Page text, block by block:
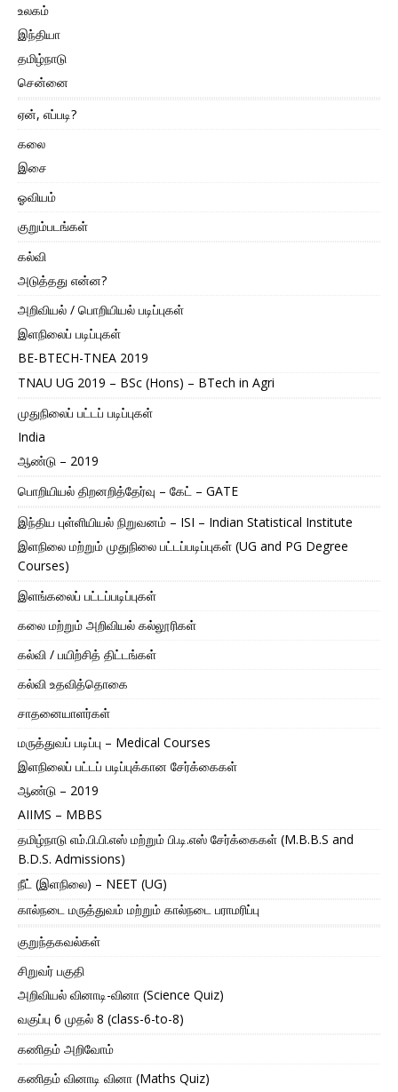
உலகம்
இந்தியா
தமிழ்நாடு
சென்னை
ஏன், எப்படி?
கலை
இசை
ஓவியம்
குறும்படங்கள்
கல்வி
அடுத்தது என்ன?
அறிவியல் / பொறியியல் படிப்புகள்
இளநிலைப் படிப்புகள்
BE-BTECH-TNEA 2019
TNAU UG 2019 – BSc (Hons) – BTech in Agri
முதுநிலைப் பட்டப் படிப்புகள்
India
ஆண்டு – 2019
பொறியியல் திறனறித்தேர்வு – கேட் – GATE
இந்திய புள்ளியியல் நிறுவனம் – ISI – Indian Statistical Institute
இளநிலை மற்றும் முதுநிலை பட்டப்படிப்புகள் (UG and PG Degree
Courses)
இளங்கலைப் பட்டப்படிப்புகள்
கலை மற்றும் அறிவியல் கல்லூரிகள்
கல்வி / பயிற்சித் திட்டங்கள்
கல்வி உதவித்தொகை
சாதனையாளர்கள்
மருத்துவப் படிப்பு – Medical Courses
இளநிலைப் பட்டப் படிப்புக்கான சேர்க்கைகள்
ஆண்டு – 2019
AIIMS – MBBS
தமிழ்நாடு எம்.பி.பி.எஸ் மற்றும் பி.டி.எஸ் சேர்க்கைகள் (M.B.B.S and
B.D.S. Admissions)
நீட் (இளநிலை) – NEET (UG)
கால்நடை மருத்துவம் மற்றும் கால்நடை பராமரிப்பு
குறுந்தகவல்கள்
சிறுவர் பகுதி
அறிவியல் வினாடி-வினா (Science Quiz)
வகுப்பு 6 முதல் 8 (class-6-to-8)
கணிதம் அறிவோம்
கணிதம் வினாடி வினா (Maths Quiz)